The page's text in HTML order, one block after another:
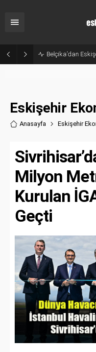
Eskişehir
Anasayfa Eskişehir
Milyon
Kurulan
Geçti